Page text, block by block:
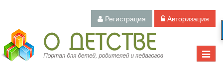
Регистрация Авторизация
Toggle
Педагогический портал «О детстве»